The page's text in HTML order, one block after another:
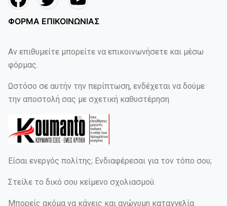
ΦΟΡΜΑ ΕΠΙΚΟΙΝΩΝΙΑΣ
Αν επιθυμείτε μπορείτε να επικοινωνήσετε και μέσω
φόρμας.
Ωστόσο σε αυτήν την περίπτωση, ενδέχεται να δούμε
την αποστολή σας με σχετική καθυστέρηση
Είσαι ενεργός πολίτης; Ενδιαφέρεσαι για τον τόπο σου;
Στείλε το δικό σου κείμενο σχολιασμού.
Μπορείς ακόμα να κάνεις και ανώνυμη καταγγελία